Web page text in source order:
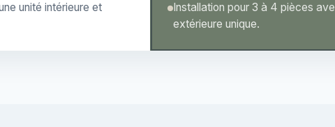
unité intérieure et
Installation pour 3 à 4 pièces
extérieure unique.